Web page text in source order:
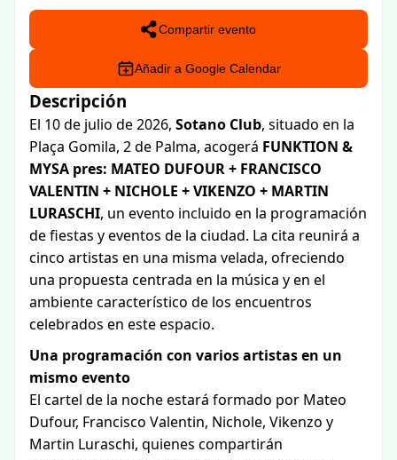
Compartir evento
Añadir a Google Calendar
Descripción
El 10 de julio de 2026, Sotano Club, situado en la
Plaça Gomila, 2 de Palma, acogerá FUNKTION &
MYSA pres: MATEO DUFOUR + FRANCISCO
VALENTIN + NICHOLE + VIKENZO + MARTIN
LURASCHI, un evento incluido en la programación
de fiestas y eventos de la ciudad. La cita reunirá a
cinco artistas en una misma velada, ofreciendo
una propuesta centrada en la música y en el
ambiente característico de los encuentros
celebrados en este espacio.
Una programación con varios artistas en un
mismo evento
El cartel de la noche estará formado por Mateo
Dufour, Francisco Valentin, Nichole, Vikenzo y
Martin Luraschi, quienes compartirán